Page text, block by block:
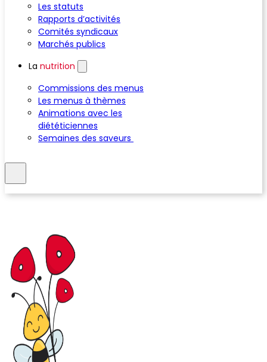
Les statuts
Rapports d’activités
Comités syndicaux
Marchés publics
La nutrition
Commissions des menus
Les menus à thèmes
Animations avec les
diététiciennes
Semaines des saveurs